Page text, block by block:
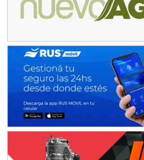
08/09-AGO
Baradero (Buenos Aires)
KDO - F6
Ciudad de Trenque Lauquen (Asfalto)
Trenque Lauquen (Buenos Aires)
Parque de la Velocidad (Asfalto)
Villaguay (Entre Ríos)
VICTORIENSE - F7
El Cerro (Tierra)
Victoria (Entre Ríos)